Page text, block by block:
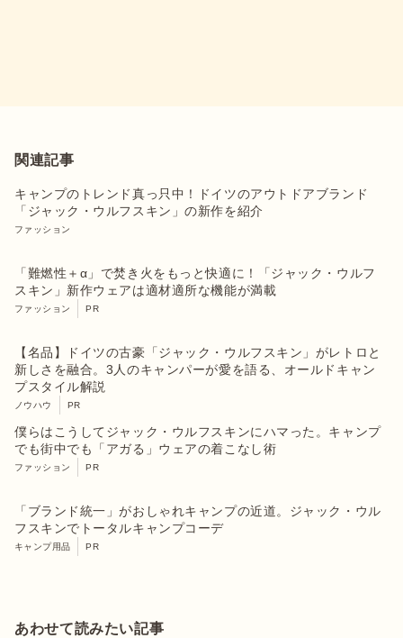
関連記事
キャンプのトレンド真っ只中！ドイツのアウトドアブランド
「ジャック・ウルフスキン」の新作を紹介
ファッション
「難燃性＋α」で焚き火をもっと快適に！「ジャック・ウルフ
スキン」新作ウェアは適材適所な機能が満載
ファッション PR
【名品】ドイツの古豪「ジャック・ウルフスキン」がレトロと
新しさを融合。3⼈のキャンパーが愛を語る、オールドキャン
プスタイル解説
ノウハウ PR
僕らはこうしてジャック・ウルフスキンにハマった。キャンプ
でも街中でも「アガる」ウェアの着こなし術
ファッション PR
「ブランド統一」がおしゃれキャンプの近道。ジャック・ウル
フスキンでトータルキャンプコーデ
キャンプ用品 PR
あわせて読みたい記事